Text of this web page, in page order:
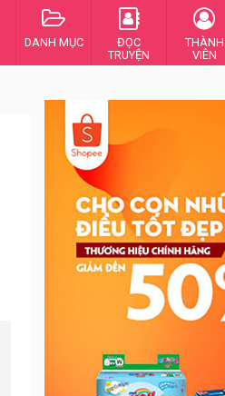
DANH MỤC
ĐỌC
TRUYỆN
THÀNH
VIÊN